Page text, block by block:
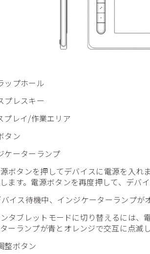
ップホール
プレスキー
プレイ/作業エリア
タン
ケーターランプ
ボタンを押してデバイスに電源を入れ
ます。電源ボタンを再度押して、デバ
イス待機中、インジケーターランプが
タブレットモードに切り替えるには、
ーランプが青とオレンジで交互に点滅
整ボタン